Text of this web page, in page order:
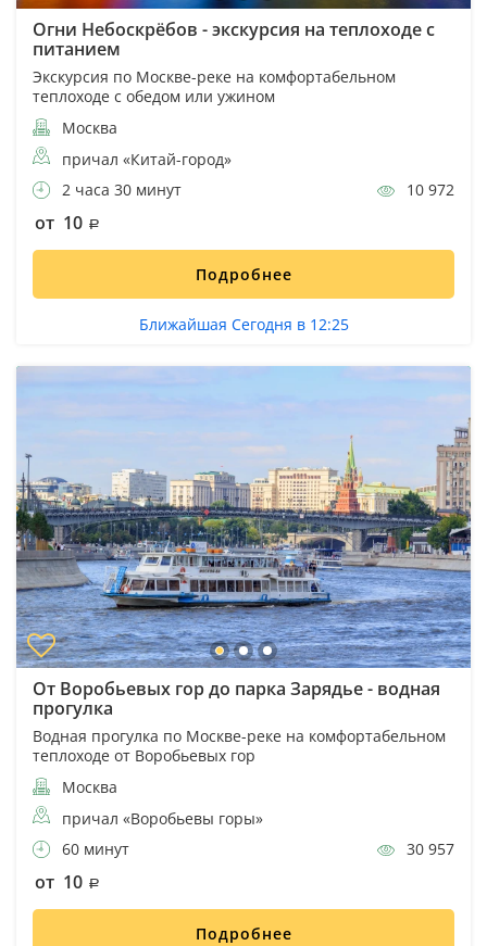
Огни Небоскрёбов - экскурсия на теплоходе с
питанием
Экскурсия по Москве-реке на комфортабельном
теплоходе с обедом или ужином
Москва
причал «Китай-город»
2 часа 30 минут
10 972
от 10
Подробнее
Ближайшая Сегодня в 12:25
От Воробьевых гор до парка Зарядье - водная
прогулка
Водная прогулка по Москве-реке на комфортабельном
теплоходе от Воробьевых гор
Москва
причал «Воробьевы горы»
60 минут
30 957
от 10
Подробнее